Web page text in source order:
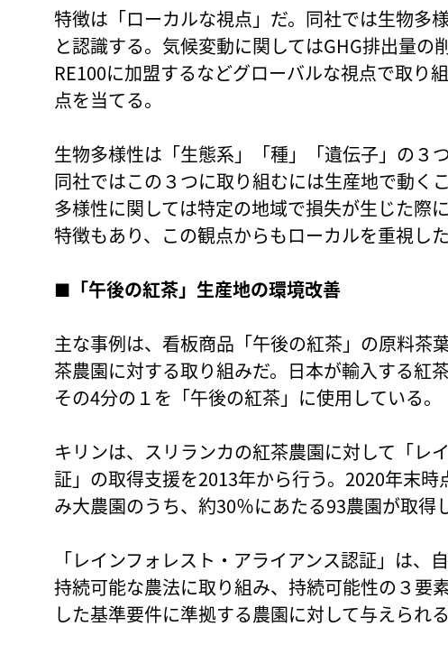
特徴は「ローカルな視点」だ。同社では生物多
と認識する。気候変動に関してはGHG排出量の
RE100に加盟するなどグローバルな視点で取り
点を当てる。
生物多様性は「生態系」「種」「遺伝子」の３
同社ではこの３つに取り組むには生産地で動く
多様性に関しては特定の地域で損失が生じた際
特徴もあり、この観点からもローカルを重視した
■ 「午後の紅茶」生産地の環境改善
主な事例は、看板商品「午後の紅茶」の原料茶
茶農園に対する取り組みだ。日本が輸入する紅
その4分の１を「午後の紅茶」に使用している。
キリンは、スリランカの紅茶農園に対して「レ
証」の取得支援を2013年から行う。2020年末
み大農園のうち、約30％にあたる93農園が取得
「レインフォレスト・アライアンス認証」は、
持続可能な農法に取り組み、持続可能性の３要
した基準要件に準拠する農園に対して与えられる